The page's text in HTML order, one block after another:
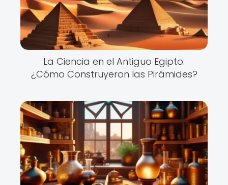
La Ciencia en el Antiguo Egipto:
¿Cómo Construyeron las Pirámides?